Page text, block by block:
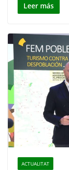
Leer más
ACTUALITAT